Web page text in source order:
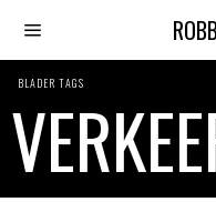
BLADER TAGS